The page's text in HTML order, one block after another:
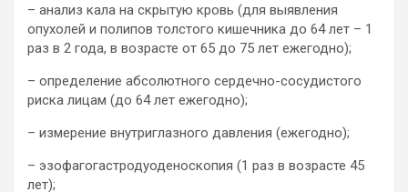
– анализ кала на скрытую кровь (для выявления
опухолей и полипов толстого кишечника до 64 лет – 1
раз в 2 года, в возрасте от 65 до 75 лет ежегодно);
– определение абсолютного сердечно-сосудистого
риска лицам (до 64 лет ежегодно);
– измерение внутриглазного давления (ежегодно);
– эзофагогастродуоденоскопия (1 раз в возрасте 45
лет);